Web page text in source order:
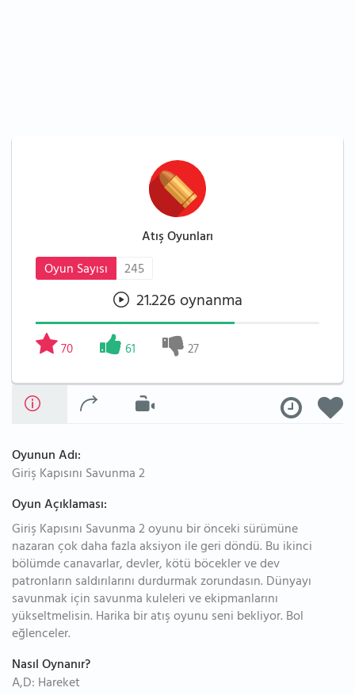
Atış Oyunları
Oyun Sayısı
245
21.226 oynanma
70 61 27
Oyunun Adı:
Giriş Kapısını Savunma 2
Oyun Açıklaması:
Giriş Kapısını Savunma 2 oyunu bir önceki sürümüne
nazaran çok daha fazla aksiyon ile geri döndü. Bu ikinci
bölümde canavarlar, devler, kötü böcekler ve dev
patronların saldırılarını durdurmak zorundasın. Dünyayı
savunmak için savunma kuleleri ve ekipmanlarını
yükseltmelisin. Harika bir atış oyunu seni bekliyor. Bol
eğlenceler.
Nasıl Oynanır?
A,D: Hareket